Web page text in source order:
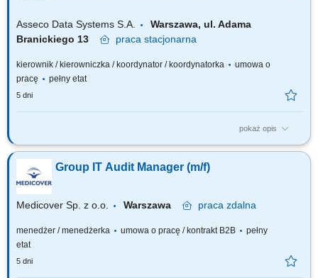
Asseco Data Systems S.A.
Warszawa, ul. Adama
Branickiego 13
praca stacjonarna
kierownik / kierowniczka / koordynator / koordynatorka
umowa o
pracę
pełny etat
5 dni
pokaż opis
Zadania: samodzielne, skuteczne i kompleksowe zarządzanie projektem
(dokumentacja, zakres, budżet, zasoby, ryzyka), odpowiedzialność za
opracowanie harmonogramu realizacji projektu i wdrażanie planu
działań, reprezentowanie Firmy wobec klienta, podwykonawców,
instytucji zewnętrznych,...
Group IT Audit Manager (m/f)
Medicover Sp. z o.o. Warszawa praca zdalna
menedżer / menedżerka umowa o pracę / kontrakt B2B
pełny
etat
5 dni